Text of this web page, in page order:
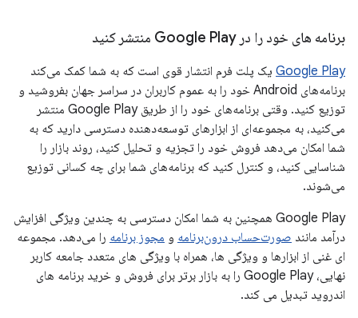
برنامه های خود را در Google Play منتشر کنید
Google Play یک پلت فرم انتشار قوی است که به شما کمک می‌کند
برنامه‌های Android خود را به عموم کاربران در سراسر جهان بفروشید و
توزیع کنید. وقتی برنامه‌های خود را از طریق Google Play منتشر
می‌کنید، به مجموعه‌ای از ابزارهای توسعه‌دهنده دسترسی دارید که به
شما امکان می‌دهد فروش خود را تجزیه و تحلیل کنید، روند بازار را
شناسایی کنید، و کنترل کنید که برنامه‌های شما برای چه کسانی توزیع
می‌شوند.
Google Play همچنین به شما امکان دسترسی به چندین ویژگی افزایش
درآمد مانند صورت‌حساب درون‌برنامه و مجوز برنامه را می‌دهد. مجموعه
ای غنی از ابزارها و ویژگی ها، همراه با ویژگی های متعدد جامعه کاربر
نهایی، Google Play را به بازار برتر برای فروش و خرید برنامه های
اندروید تبدیل می کند.